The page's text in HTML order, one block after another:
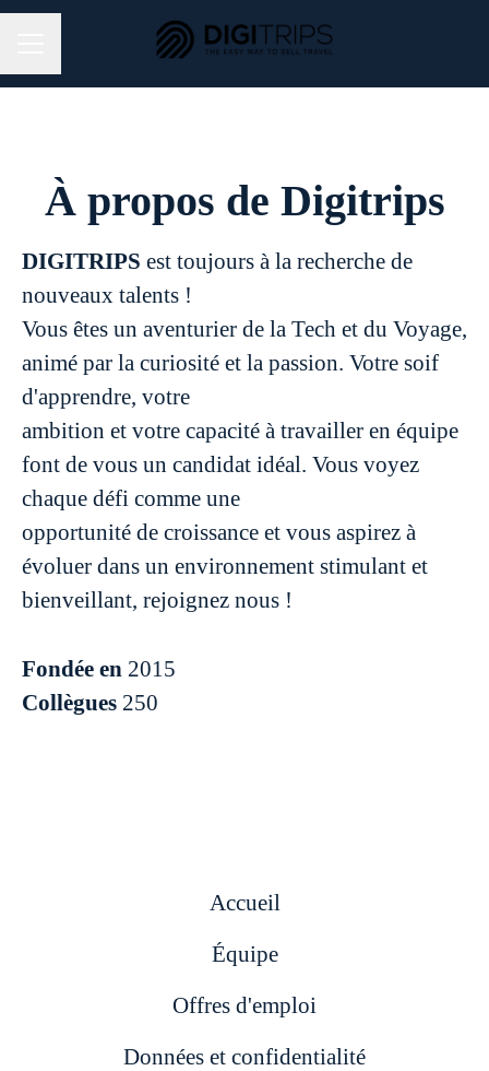
À propos de Digitrips
DIGITRIPS est toujours à la recherche de
nouveaux talents !
Vous êtes un aventurier de la Tech et du Voyage,
animé par la curiosité et la passion. Votre soif
d'apprendre, votre
ambition et votre capacité à travailler en équipe
font de vous un candidat idéal. Vous voyez
chaque défi comme une
opportunité de croissance et vous aspirez à
évoluer dans un environnement stimulant et
bienveillant, rejoignez nous !
Fondée en 2015
Collègues 250
Accueil
Équipe
Offres d'emploi
Données et confidentialité